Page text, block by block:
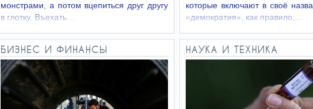
монстрами, а потом вцепиться друг другу
в глотку. Въехать…
которые включают в своё
«демократия», как правило,…
БИЗНЕС И ФИНАНСЫ НАУКА И ТЕХНИКА